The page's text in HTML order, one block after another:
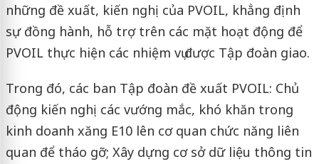
những đề xuất, kiến nghị của PVOIL, khẳng định
sự đồng hành, hỗ trợ trên các mặt hoạt động để
PVOIL thực hiện các nhiệm vụ được Tập đoàn giao.
Trong đó, các ban Tập đoàn đề xuất PVOIL: Chủ
động kiến nghị các vướng mắc, khó khăn trong
kinh doanh xăng E10 lên cơ quan chức năng liên
quan để tháo gỡ; Xây dựng cơ sở dữ liệu thông tin